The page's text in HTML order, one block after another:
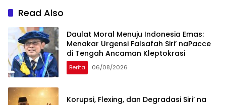
Read Also
Daulat Moral Menuju Indonesia Emas:
Menakar Urgensi Falsafah Siri’ naPacce
di Tengah Ancaman Kleptokrasi
Berita 06/08/2026
Korupsi, Flexing, dan Degradasi Siri’ na